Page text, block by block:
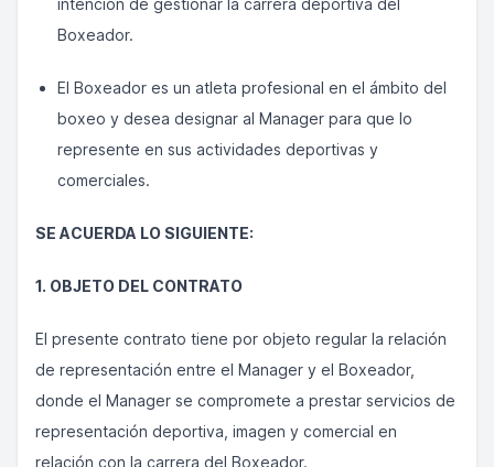
intención de gestionar la carrera deportiva del
Boxeador.
El Boxeador es un atleta profesional en el ámbito del
boxeo y desea designar al Manager para que lo
represente en sus actividades deportivas y
comerciales.
SE ACUERDA LO SIGUIENTE:
1. OBJETO DEL CONTRATO
El presente contrato tiene por objeto regular la relación
de representación entre el Manager y el Boxeador,
donde el Manager se compromete a prestar servicios de
representación deportiva, imagen y comercial en
relación con la carrera del Boxeador.